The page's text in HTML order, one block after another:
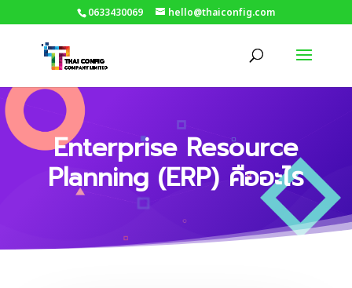
0633430069 hello@thaiconfig.com
Enterprise Resource
Planning (ERP) คืออะไร